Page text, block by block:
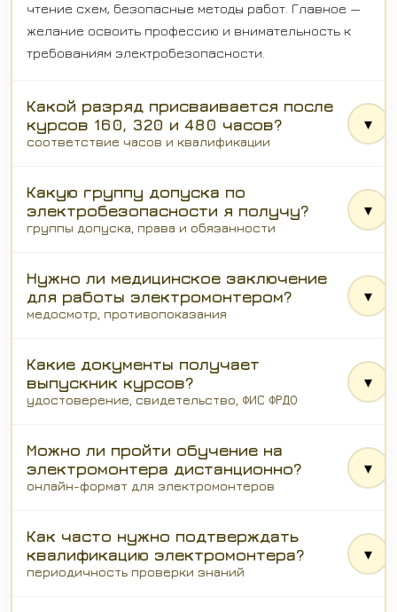
чтение схем, безопасные методы работ. Главное —
желание освоить профессию и внимательность к
требованиям электробезопасности.
Какой разряд присваивается после
курсов 160, 320 и 480 часов?
соответствие часов и квалификации
▾
Какую группу допуска по
электробезопасности я получу?
группы допуска, права и обязанности
▾
Нужно ли медицинское заключение
для работы электромонтером?
медосмотр, противопоказания
▾
Какие документы получает
выпускник курсов?
удостоверение, свидетельство, ФИС ФРДО
▾
Можно ли пройти обучение на
электромонтера дистанционно?
онлайн-формат для электромонтеров
▾
Как часто нужно подтверждать
квалификацию электромонтера?
периодичность проверки знаний
▾